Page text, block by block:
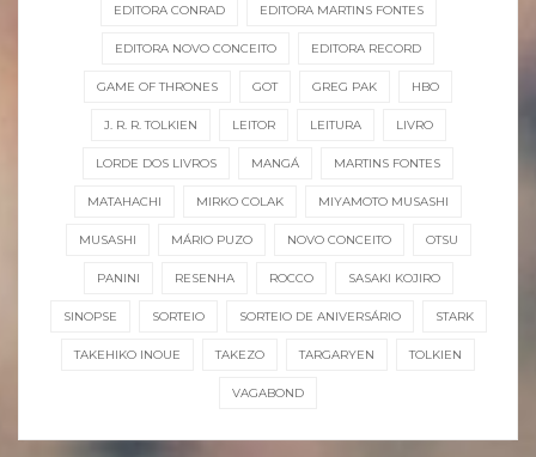
EDITORA CONRAD EDITORA MARTINS FONTES
EDITORA NOVO CONCEITO EDITORA RECORD
GAME OF THRONES GOT GREG PAK HBO
J. R. R. TOLKIEN LEITOR LEITURA LIVRO
LORDE DOS LIVROS MANGÁ MARTINS FONTES
MATAHACHI MIRKO COLAK MIYAMOTO MUSASHI
MUSASHI MÁRIO PUZO NOVO CONCEITO OTSU
PANINI RESENHA ROCCO SASAKI KOJIRO
SINOPSE SORTEIO SORTEIO DE ANIVERSÁRIO STARK
TAKEHIKO INOUE TAKEZO TARGARYEN TOLKIEN
VAGABOND